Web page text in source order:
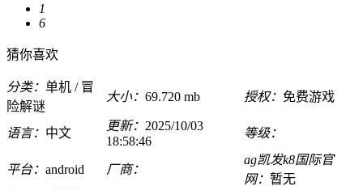
1
6
猜你喜欢
分类： 单机 / 冒
险解谜
大小： 69.720 mb 授权： 免费游戏
语言： 中文
更新： 2025/10/03
18:58:46
等级：
平台： android 厂商：
ag凯发k8国际官
网： 暂无